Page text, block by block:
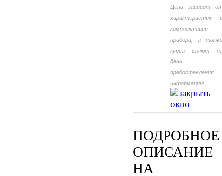
Цена зависит от
характеристик и
комплектации
прибора, а также
курса валют на
день
предоставления
информации!
ПОДРОБНОЕ
ОПИСАНИЕ
НА